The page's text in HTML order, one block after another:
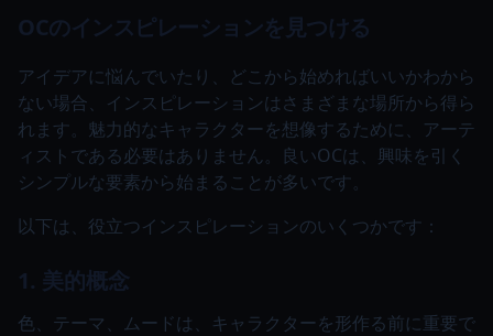
OCのインスピレーションを見つける
アイデアに悩んでいたり、どこから始めればいいかわから
ない場合、インスピレーションはさまざまな場所から得ら
れます。魅力的なキャラクターを想像するために、アーテ
ィストである必要はありません。良いOCは、興味を引く
シンプルな要素から始まることが多いです。
以下は、役立つインスピレーションのいくつかです：
1. 美的概念
色、テーマ、ムードは、キャラクターを形作る前に重要で